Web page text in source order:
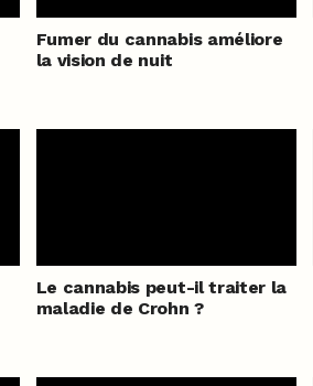
Fumer du cannabis améliore
la vision de nuit
Le cannabis peut-il traiter la
maladie de Crohn ?